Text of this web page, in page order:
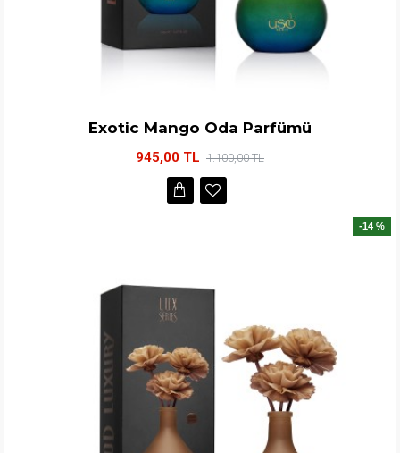
Exotic Mango Oda Parfümü
945,00 TL 1.100,00 TL
-14 %